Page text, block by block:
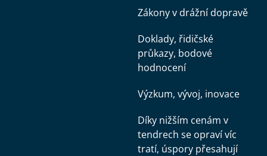
Zákony v drážní dopravě
Doklady, řidičské
průkazy, bodové
hodnocení
Výzkum, vývoj, inovace
Díky nižším cenám v
tendrech se opraví víc
tratí, úspory přesahují